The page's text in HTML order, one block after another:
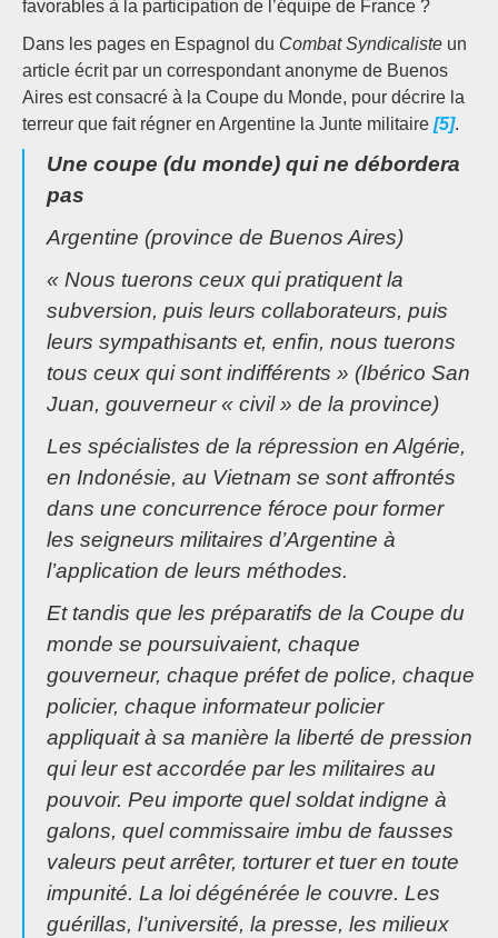
favorables à la participation de l’équipe de France ?
Dans les pages en Espagnol du Combat Syndicaliste un
article écrit par un correspondant anonyme de Buenos
Aires est consacré à la Coupe du Monde, pour décrire la
terreur que fait régner en Argentine la Junte militaire [5].
Une coupe (du monde) qui ne débordera
pas
Argentine (province de Buenos Aires)
« Nous tuerons ceux qui pratiquent la
subversion, puis leurs collaborateurs, puis
leurs sympathisants et, enfin, nous tuerons
tous ceux qui sont indifférents » (Ibérico San
Juan, gouverneur « civil » de la province)
Les spécialistes de la répression en Algérie,
en Indonésie, au Vietnam se sont affrontés
dans une concurrence féroce pour former
les seigneurs militaires d’Argentine à
l’application de leurs méthodes.
Et tandis que les préparatifs de la Coupe du
monde se poursuivaient, chaque
gouverneur, chaque préfet de police, chaque
policier, chaque informateur policier
appliquait à sa manière la liberté de pression
qui leur est accordée par les militaires au
pouvoir. Peu importe quel soldat indigne à
galons, quel commissaire imbu de fausses
valeurs peut arrêter, torturer et tuer en toute
impunité. La loi dégénérée le couvre. Les
guérillas, l’université, la presse, les milieux